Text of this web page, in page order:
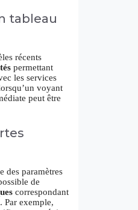
tableau
récents
permettant
les services
voyant
peut être
des paramètres
de
correspondant
Par exemple,